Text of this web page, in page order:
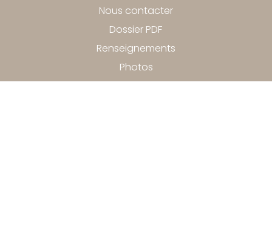
Nous contacter
Dossier PDF
Renseignements
Photos